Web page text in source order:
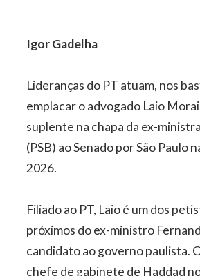
Igor Gadelha
Lideranças do PT atuam, nos
emplacar o advogado Laio
suplente na chapa da ex-
(PSB) ao Senado por São Paulo
2026.
Filiado ao PT, Laio é um dos
próximos do ex-ministro
candidato ao governo paulista.
chefe de gabinete de Haddad